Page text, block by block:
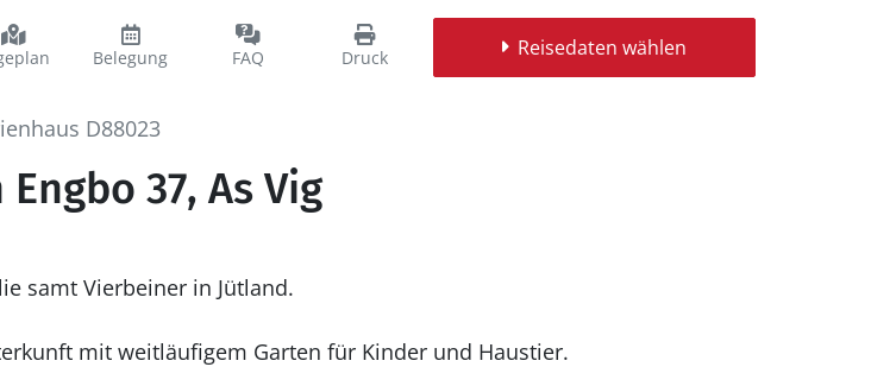
Belegung FAQ Druck Reisedaten wählen
D88023
37, As Vig
samt Vierbeiner in Jütland.
mit weitläufigem Garten für Kinder und Haustier.